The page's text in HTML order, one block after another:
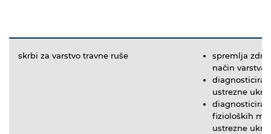
skrbi za varstvo travne ruše
spremlja
način varstva
diagnosticira
ustrezne
diagnosticira
fizioloških
ustrezne